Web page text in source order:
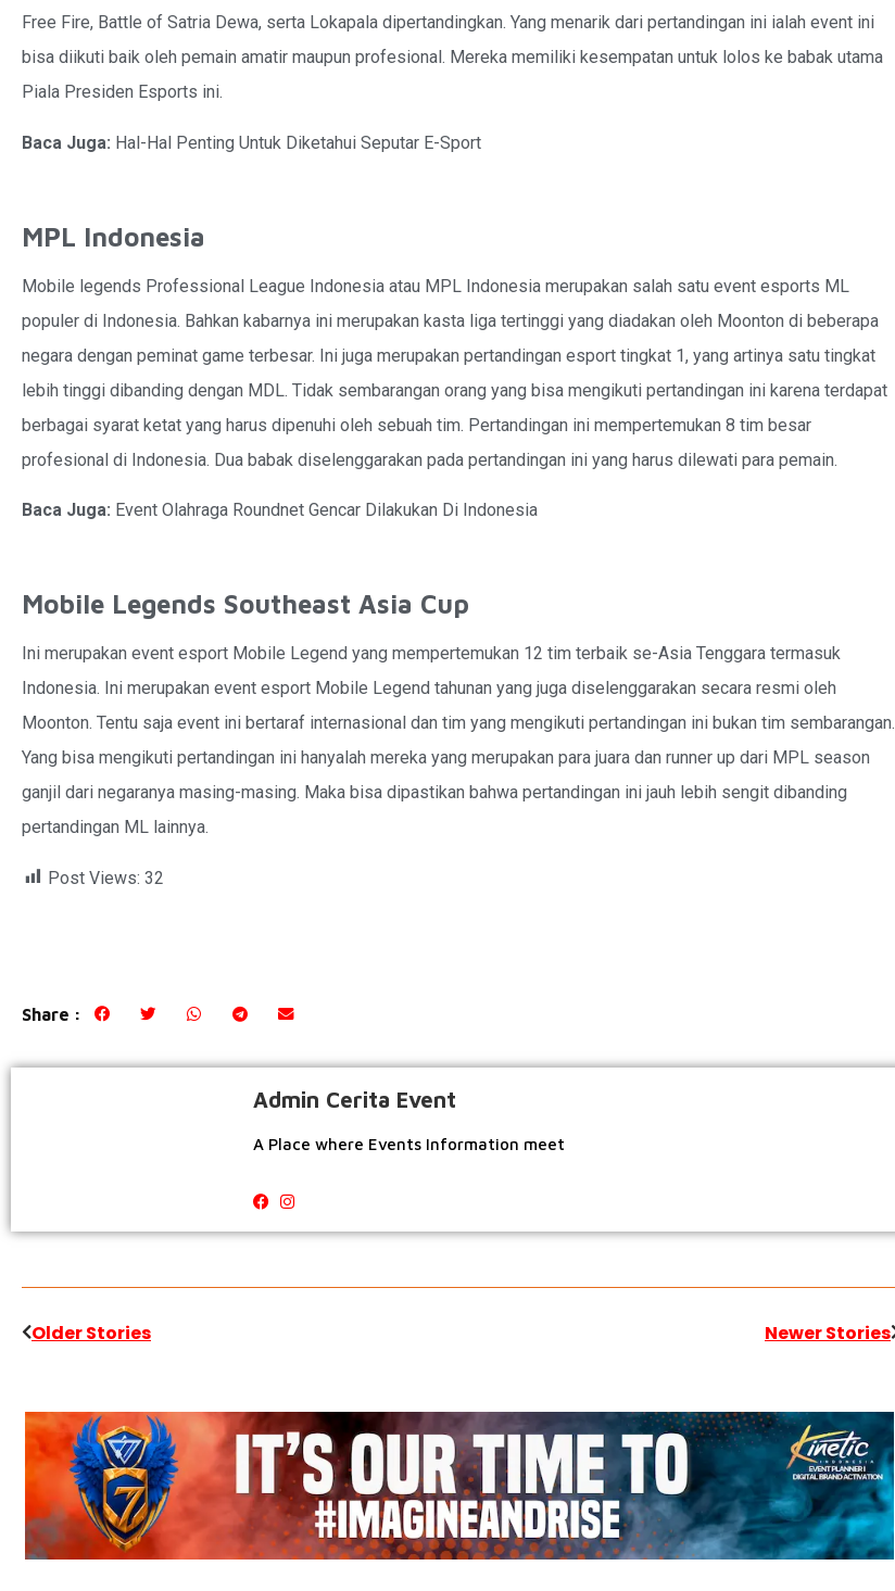
Free Fire, Battle of Satria Dewa, serta Lokapala dipertandingkan. Yang menarik dari pertandingan ini ialah event ini
bisa diikuti baik oleh pemain amatir maupun profesional. Mereka memiliki kesempatan untuk lolos ke babak utama
Piala Presiden Esports ini.
Baca Juga: Hal-Hal Penting Untuk Diketahui Seputar E-Sport
MPL Indonesia
Mobile legends Professional League Indonesia atau MPL Indonesia merupakan salah satu event esports ML
populer di Indonesia. Bahkan kabarnya ini merupakan kasta liga tertinggi yang diadakan oleh Moonton di beberapa
negara dengan peminat game terbesar. Ini juga merupakan pertandingan esport tingkat 1, yang artinya satu tingkat
lebih tinggi dibanding dengan MDL. Tidak sembarangan orang yang bisa mengikuti pertandingan ini karena terdapat
berbagai syarat ketat yang harus dipenuhi oleh sebuah tim. Pertandingan ini mempertemukan 8 tim besar
profesional di Indonesia. Dua babak diselenggarakan pada pertandingan ini yang harus dilewati para pemain.
Baca Juga: Event Olahraga Roundnet Gencar Dilakukan Di Indonesia
Mobile Legends Southeast Asia Cup
Ini merupakan event esport Mobile Legend yang mempertemukan 12 tim terbaik se-Asia Tenggara termasuk
Indonesia. Ini merupakan event esport Mobile Legend tahunan yang juga diselenggarakan secara resmi oleh
Moonton. Tentu saja event ini bertaraf internasional dan tim yang mengikuti pertandingan ini bukan tim sembarangan.
Yang bisa mengikuti pertandingan ini hanyalah mereka yang merupakan para juara dan runner up dari MPL season
ganjil dari negaranya masing-masing. Maka bisa dipastikan bahwa pertandingan ini jauh lebih sengit dibanding
pertandingan ML lainnya.
Post Views: 32
Share :
Admin Cerita Event
A Place where Events Information meet
Older Stories Newer Stories